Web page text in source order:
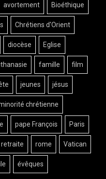
avortement Bioéthique
Chrétiens d'Orient
diocèse Eglise
famille film
jeunes jésus
chrétienne
pape François Paris
retraite rome Vatican
évêques